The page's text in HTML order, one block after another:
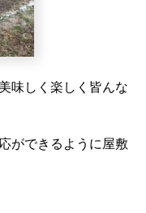
味しく楽しく皆んな
ができるように屋敷